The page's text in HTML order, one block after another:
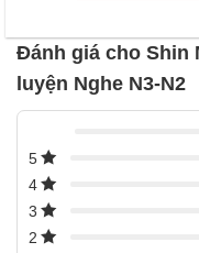
Đánh giá cho Shin
luyện Nghe N3-N2
5
4
3
2